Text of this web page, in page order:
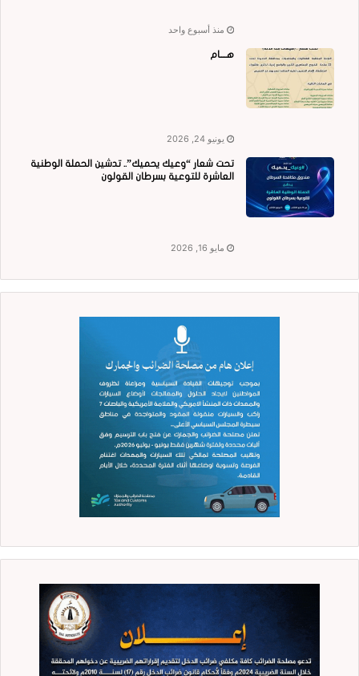
منذ أسبوع واحد
هــــام
يونيو 24, 2026
تحت شعار “وعيك يحميك”.. تدشين الحملة الوطنية
العاشرة للتوعية بسرطان القولون
مايو 16, 2026